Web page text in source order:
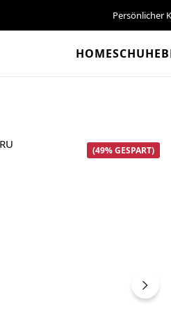
Persönlicher
HOMESCHUHE
(49% GESPART)